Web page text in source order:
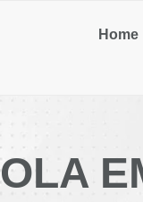
Home